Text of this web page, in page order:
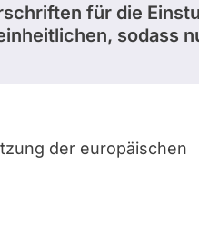
für die
sodass
der europäischen